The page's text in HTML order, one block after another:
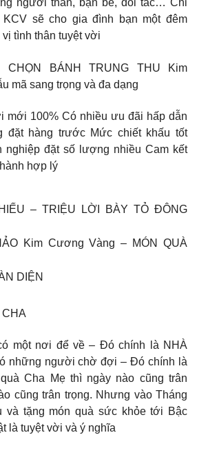
người thân, bạn bè, đối tác… Chỉ
sẽ cho gia đình bạn một đêm
tình thân tuyệt vời
CHỌN BÁNH TRUNG THU Kim
mã sang trọng và đa dạng
mới 100% Có nhiều ưu đãi hấp dẫn
đặt hàng trước Mức chiết khấu tốt
nghiệp đặt số lượng nhiều Cam kết
hợp lý
– TRIỆU LỜI BÀY TỎ ĐÔNG
Kim Cương Vàng – MÓN QUÀ
DIỆN
một nơi để về – Đó chính là NHÀ
những người chờ đợi – Đó chính là
Cha Mẹ thì ngày nào cũng trân
cũng trân trọng. Nhưng vào Tháng
và tặng món quà sức khỏe tới Bậc
là tuyệt vời và ý nghĩa